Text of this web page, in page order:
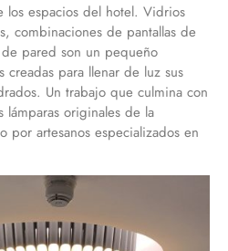
los espacios del hotel. Vidrios
combinaciones de pantallas de
pared son un pequeño
creadas para llenar de luz sus
Un trabajo que culmina con
originales de la
por artesanos especializados en